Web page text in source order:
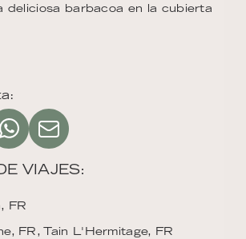
VIAJES:
FR
FR, Tain L'Hermitage, FR
deliciosa barbacoa en la cubierta